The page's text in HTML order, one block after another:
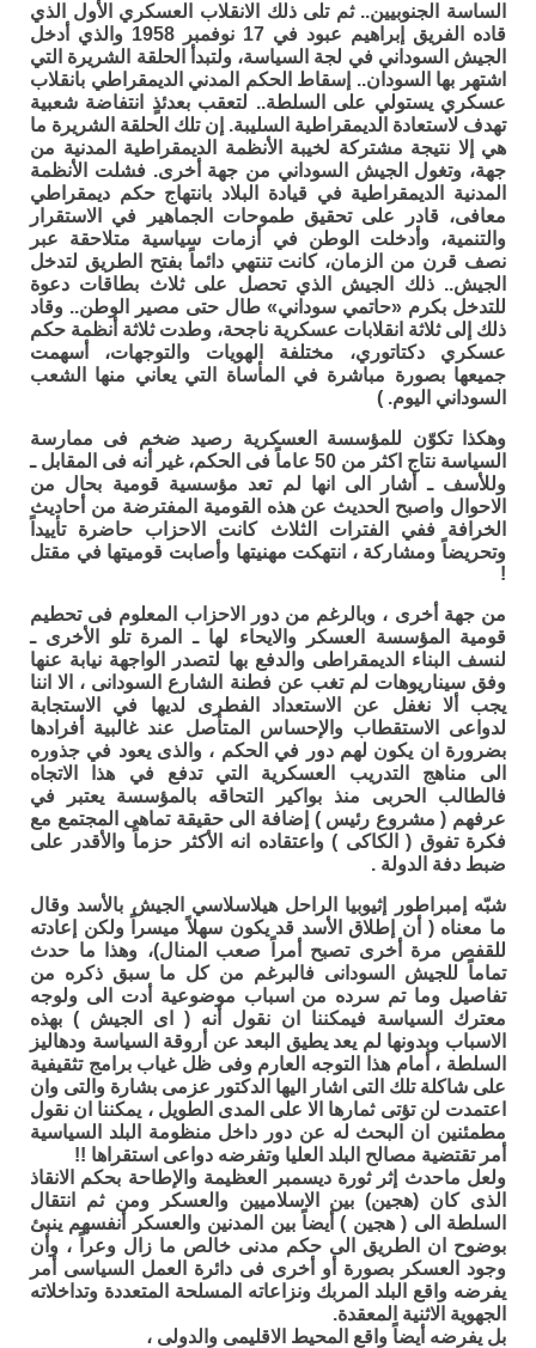
الساسة الجنوبيين.. ثم تلى ذلك الانقلاب العسكري الأول الذي
قاده الفريق إبراهيم عبود في 17 نوفمبر 1958 والذي أدخل
الجيش السوداني في لجة السياسة، ولتبدأ الحلقة الشريرة التي
اشتهر بها السودان.. إسقاط الحكم المدني الديمقراطي بانقلاب
عسكري يستولي على السلطة.. لتعقب بعدئذٍ انتفاضة شعبية
تهدف لاستعادة الديمقراطية السليبة. إن تلك الحلقة الشريرة ما
هي إلا نتيجة مشتركة لخيبة الأنظمة الديمقراطية المدنية من
جهة، وتغول الجيش السوداني من جهة أخرى. فشلت الأنظمة
المدنية الديمقراطية في قيادة البلاد بانتهاج حكم ديمقراطي
معافى، قادر على تحقيق طموحات الجماهير في الاستقرار
والتنمية، وأدخلت الوطن في أزمات سياسية متلاحقة عبر
نصف قرن من الزمان، كانت تنتهي دائماً بفتح الطريق لتدخل
الجيش.. ذلك الجيش الذي تحصل على ثلاث بطاقات دعوة
للتدخل بكرم «حاتمي سوداني» طال حتى مصير الوطن.. وقاد
ذلك إلى ثلاثة انقلابات عسكرية ناجحة، وطدت ثلاثة أنظمة حكم
عسكري دكتاتوري، مختلفة الهويات والتوجهات، أسهمت
جميعها بصورة مباشرة في المأساة التي يعاني منها الشعب
السوداني اليوم. )
وهكذا تكوّن للمؤسسة العسكرية رصيد ضخم فى ممارسة
السياسة نتاج اكثر من 50 عاماً فى الحكم، غير أنه فى المقابل ـ
وللأسف ـ أشار الى انها لم تعد مؤسسية قومية بحال من
الاحوال واصبح الحديث عن هذه القومية المفترضة من أحاديث
الخرافة ففي الفترات الثلاث كانت الاحزاب حاضرة تأييداً
وتحريضاً ومشاركة ، انتهكت مهنيتها وأصابت قوميتها في مقتل
!
من جهة أخرى ، وبالرغم من دور الاحزاب المعلوم فى تحطيم
قومية المؤسسة العسكر والايحاء لها ـ المرة تلو الأخرى ـ
لنسف البناء الديمقراطى والدفع بها لتصدر الواجهة نيابة عنها
وفق سيناريوهات لم تغب عن فطنة الشارع السودانى ، الا اننا
يجب ألا نغفل عن الاستعداد الفطرى لديها في الاستجابة
لدواعى الاستقطاب والإحساس المتأصل عند غالبية أفرادها
بضرورة ان يكون لهم دور في الحكم ، والذى يعود في جذوره
الى مناهج التدريب العسكرية التي تدفع في هذا الاتجاه
فالطالب الحربى منذ بواكير التحاقه بالمؤسسة يعتبر في
عرفهم ( مشروع رئيس ) إضافة الى حقيقة تماهى المجتمع مع
فكرة تفوق ( الكاكى ) واعتقاده انه الأكثر حزماً والأقدر على
ضبط دفة الدولة .
شبّه إمبراطور إثيوبيا الراحل هيلاسلاسي الجيش بالأسد وقال
ما معناه ( أن إطلاق الأسد قد يكون سهلاً ميسراً ولكن إعادته
للقفص مرة أخرى تصبح أمراً صعب المنال)، وهذا ما حدث
تماماً للجيش السودانى فالبرغم من كل ما سبق ذكره من
تفاصيل وما تم سرده من اسباب موضوعية أدت الى ولوجه
معترك السياسة فيمكننا ان نقول أنه ( اى الجيش ) بهذه
الاسباب وبدونها لم يعد يطيق البعد عن أروقة السياسة ودهاليز
السلطة ، أمام هذا التوجه العارم وفى ظل غياب برامج تثقيفية
على شاكلة تلك التى اشار اليها الدكتور عزمى بشارة والتى وان
اعتمدت لن تؤتى ثمارها الا على المدى الطويل ، يمكننا ان نقول
مطمئنين ان البحث له عن دور داخل منظومة البلد السياسية
أمر تقتضية مصالح البلد العليا وتفرضه دواعى استقراها !!
ولعل ماحدث إثر ثورة ديسمبر العظيمة والإطاحة بحكم الانقاذ
الذى كان (هجين) بين الاسلاميين والعسكر ومن ثم انتقال
السلطة الى ( هجين ) أيضاً بين المدنين والعسكر أنفسهم ينبئ
بوضوح ان الطريق الى حكم مدنى خالص ما زال وعراً ، وأن
وجود العسكر بصورة أو أخرى فى دائرة العمل السياسى أمر
يفرضه واقع البلد المربك ونزاعاته المسلحة المتعددة وتداخلاته
الجهوية الاثنية المعقدة.
بل يفرضه أيضاً واقع المحيط الاقليمى والدولى ،